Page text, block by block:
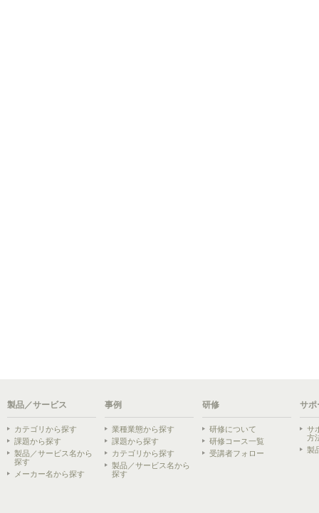
製品／サービス
カテゴリから探す
課題から探す
製品／サービス名から
探す
メーカー名から探す
事例
業種業態から探す
課題から探す
カテゴリから探す
製品／サービス名から
探す
研修
研修について
研修コース一覧
受講者フォロー
サポ
サ
方
製